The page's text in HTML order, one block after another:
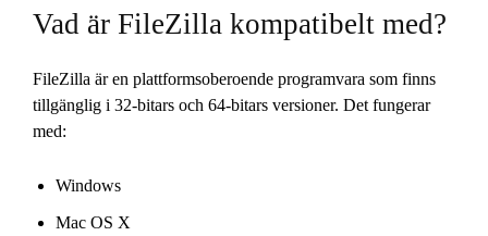
Vad är FileZilla kompatibelt med?
FileZilla är en plattformsoberoende programvara som finns
tillgänglig i 32-bitars och 64-bitars versioner. Det fungerar
med:
Windows
Mac OS X